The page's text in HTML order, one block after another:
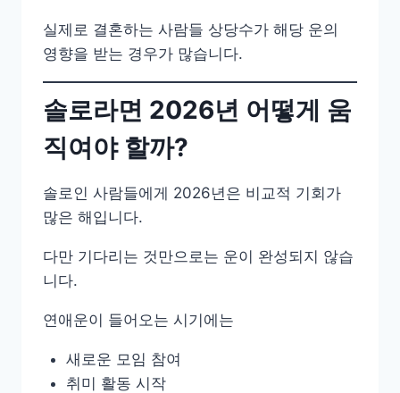
실제로 결혼하는 사람들 상당수가 해당 운의
영향을 받는 경우가 많습니다.
솔로라면 2026년 어떻게 움
직여야 할까?
솔로인 사람들에게 2026년은 비교적 기회가
많은 해입니다.
다만 기다리는 것만으로는 운이 완성되지 않습
니다.
연애운이 들어오는 시기에는
새로운 모임 참여
취미 활동 시작